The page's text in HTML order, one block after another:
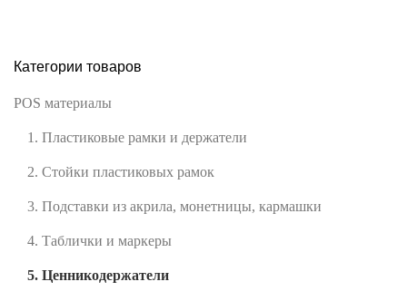
Категории товаров
POS материалы
1. Пластиковые рамки и держатели
2. Стойки пластиковых рамок
3. Подставки из акрила, монетницы, кармашки
4. Таблички и маркеры
5. Ценникодержатели